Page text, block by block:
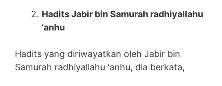
Hadits Jabir bin Samurah radhiyallahu
‘anhu
Hadits yang diriwayatkan oleh Jabir bin
Samurah radhiyallahu ‘anhu, dia berkata,